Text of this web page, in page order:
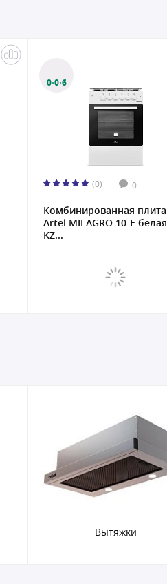
0·0·6
(0) 0
Комбинированная плита
Artel MILAGRO 10-E белая
KZ...
Вытяжки